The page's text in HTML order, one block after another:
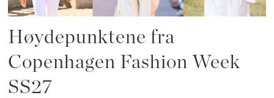
Høydepunktene fra
Copenhagen Fashion Week
SS27